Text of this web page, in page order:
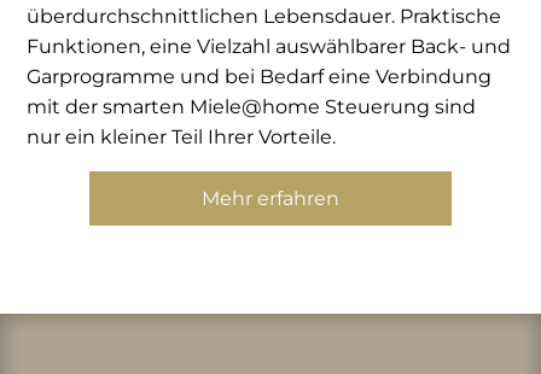
überdurchschnittlichen Lebensdauer. Praktische
Funktionen, eine Vielzahl auswählbarer Back- und
Garprogramme und bei Bedarf eine Verbindung
mit der smarten Miele@home Steuerung sind
nur ein kleiner Teil Ihrer Vorteile.
Mehr erfahren